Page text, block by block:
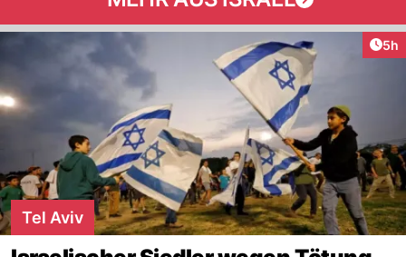
5h
Tel Aviv